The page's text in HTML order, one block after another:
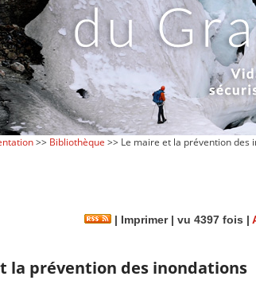
>> Bibliothèque >> Le maire et la prévention des
Imprimer| vu 4397 fois |
la prévention des inondations